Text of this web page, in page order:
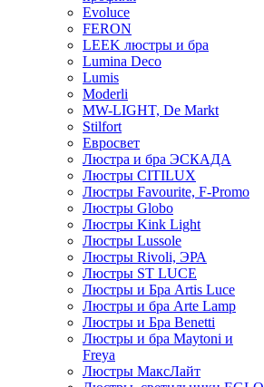
Evoluce
FERON
LEEK люстры и бра
Lumina Deco
Lumis
Moderli
MW-LIGHT, De Markt
Stilfort
Евросвет
Люстра и бра ЭСКАДА
Люстры CITILUX
Люстры Favourite, F-Promo
Люстры Globo
Люстры Kink Light
Люстры Lussole
Люстры Rivoli, ЭРА
Люстры ST LUCE
Люстры и Бра Artis Luce
Люстры и бра Arte Lamp
Люстры и Бра Benetti
Люстры и бра Maytoni и
Freya
Люстры МаксЛайт